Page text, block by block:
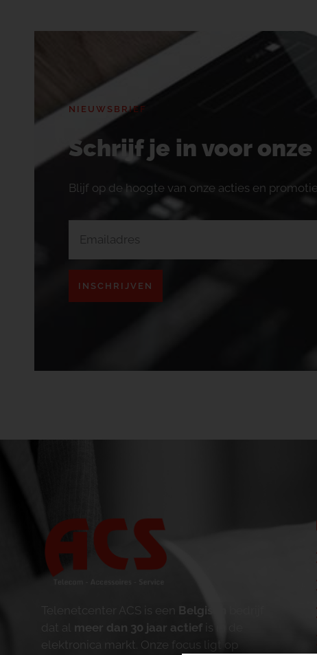
NIEUWSBRIEF
Schrijf je in voor
Blijf op de hoogte van onze acties en
INSCHRIJVEN
Telenetcenter ACS is een Belgisch
dat al meer dan 30 jaar actief is in de
elektronica markt. Onze focus ligt op